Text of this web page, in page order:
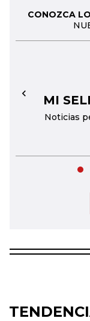
CONOZCA
MI
Noticias
←